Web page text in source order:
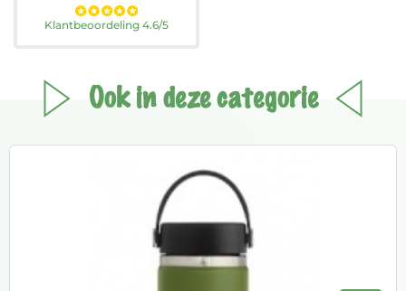
Klantbeoordeling 4.6/5
Ook in deze categorie